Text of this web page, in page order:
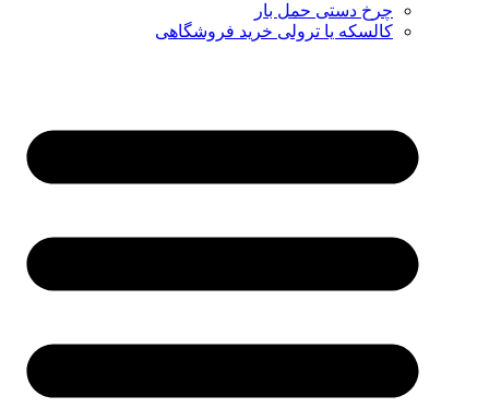
چرخ دستی حمل بار
کالسکه یا ترولی خرید فروشگاهی